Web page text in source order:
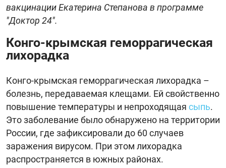
вакцинации Екатерина Степанова в программе
"Доктор 24".
Конго-крымская геморрагическая
лихорадка
Конго-крымская геморрагическая лихорадка –
болезнь, передаваемая клещами. Ей свойственно
повышение температуры и непроходящая сыпь.
Это заболевание было обнаружено на территории
России, где зафиксировали до 60 случаев
заражения вирусом. При этом лихорадка
распространяется в южных районах.